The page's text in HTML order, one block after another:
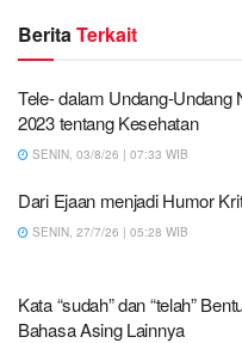
BeritaTerkait
Tele- dalam Undang-Undang
2023 tentang Kesehatan
SENIN, 03/8/26 | 07:33 WIB
Dari Ejaan menjadi Humor
SENIN, 27/7/26 | 05:28 WIB
Kata “sudah” dan “telah”
Bahasa Asing Lainnya